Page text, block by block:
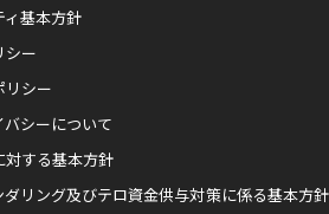
ィ基本方針
シー
リシー
シーについて
対する基本方針
ダリング及びテロ資金供与対策に係る基本方針